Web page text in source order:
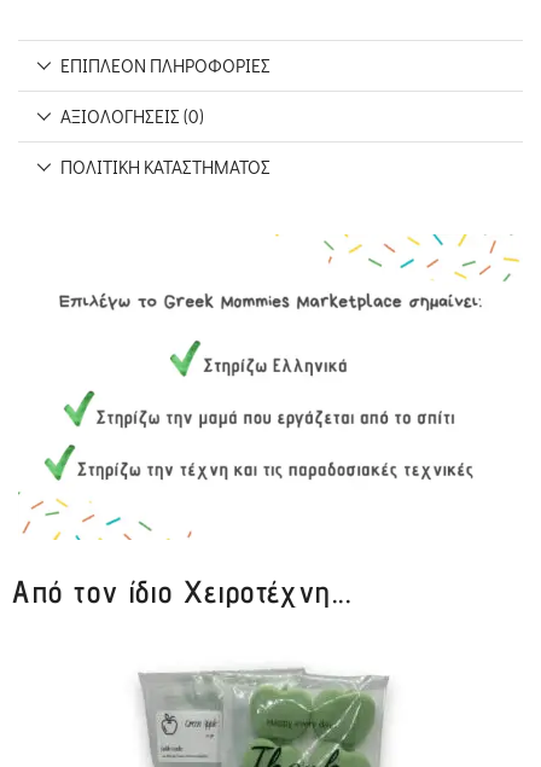
ΕΠΙΠΛΈΟΝ ΠΛΗΡΟΦΟΡΊΕΣ
ΑΞΙΟΛΟΓΉΣΕΙΣ (0)
ΠΟΛΙΤΙΚΉ ΚΑΤΑΣΤΉΜΑΤΟΣ
Από τον ίδιο Χειροτέχνη...